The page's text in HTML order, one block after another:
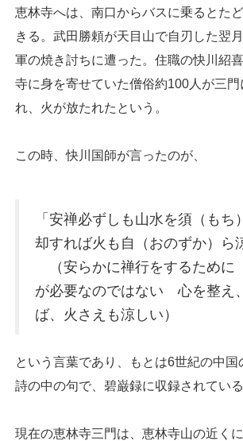
恵林寺へは、南口からバスに乗るとた
きる。武田勝頼が天目山で自刃した翌
軍の焼き討ちに遭った。住職の快川紹
寺に身を寄せていた僧俗約100人が三門
れ、火が放たれたという。
この時、快川国師が言ったのが、
「安禅必ずしも山水を須（もち
却すれば火も自（おのずか）ら
（安らかに禅行をするため
が必要なのではない 心を整え
ば、火さえも涼しい）
という言葉であり、もとは6世紀の中
詩の中の句で、碧巌録に収録されている
現在の恵林寺三門は、恵林寺山の近く